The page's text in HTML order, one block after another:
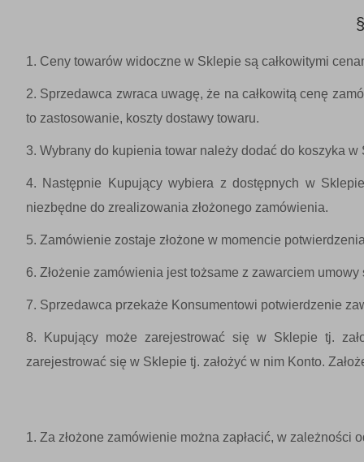
Ceny towarów widoczne w Sklepie są całkowitymi
Sprzedawca zwraca uwagę, że na całkowitą cenę
to zastosowanie, koszty dostawy towaru.
Wybrany do kupienia towar należy dodać do koszyka w
Następnie Kupujący wybiera z dostępnych w
niezbędne do zrealizowania złożonego zamówienia.
Zamówienie zostaje złożone w momencie
Złożenie zamówienia jest tożsame z zawarciem
Sprzedawca przekaże Konsumentowi potwierdzenie
Kupujący może zarejestrować się w Sklepie tj.
zarejestrować się w Sklepie tj. założyć w nim Konto.
Za złożone zamówienie można zapłacić, w zależności